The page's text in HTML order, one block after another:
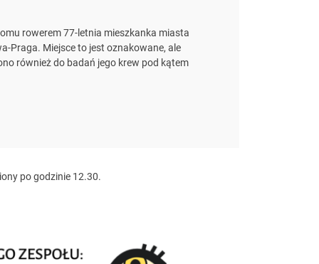
rowerem 77-letnia mieszkanka miasta
Praga. Miejsce to jest oznakowane, ale
również do badań jego krew pod kątem
po godzinie 12.30.